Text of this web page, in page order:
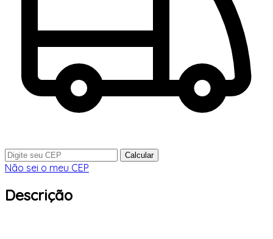
Calcular
Não sei o meu CEP
Descrição